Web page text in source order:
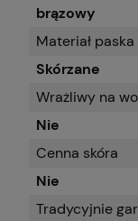
brązowy
Materiał paska
Skórzane
Wrażliwy na
Nie
Cenna skóra
Nie
Tradycyjnie